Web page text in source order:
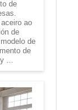
de
ao
de
de
de
...